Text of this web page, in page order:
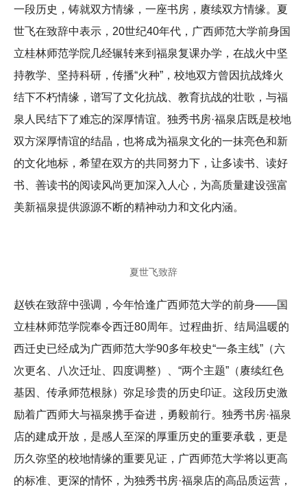
一段历史，铸就双方情缘，一座书房，赓续双方情缘。夏
世飞在致辞中表示，20世纪40年代，广西师范大学前身国
立桂林师范学院几经辗转来到福泉复课办学，在战火中坚
持教学、坚持科研，传播“火种”，校地双方曾因抗战烽火
结下不朽情缘，谱写了文化抗战、教育抗战的壮歌，与福
泉人民结下了难忘的深厚情谊。独秀书房·福泉店既是校地
双方深厚情谊的结晶，也将成为福泉文化的一抹亮色和新
的文化地标，希望在双方的共同努力下，让多读书、读好
书、善读书的阅读风尚更加深入人心，为高质量建设强富
美新福泉提供源源不断的精神动力和文化内涵。
夏世飞致辞
赵铁在致辞中强调，今年恰逢广西师范大学的前身——国
立桂林师范学院奉令西迁80周年。过程曲折、结局温暖的
西迁史已经成为广西师范大学90多年校史“一条主线”（六
次更名、八次迁址、四度调整）、“两个主题”（赓续红色
基因、传承师范根脉）弥足珍贵的历史印证。这段历史激
励着广西师大与福泉携手奋进，勇毅前行。独秀书房·福泉
店的建成开放，是感人至深的厚重历史的重要承载，更是
历久弥坚的校地情缘的重要见证，广西师范大学将以更高
的标准、更深的情怀，为独秀书房·福泉店的高品质运营，